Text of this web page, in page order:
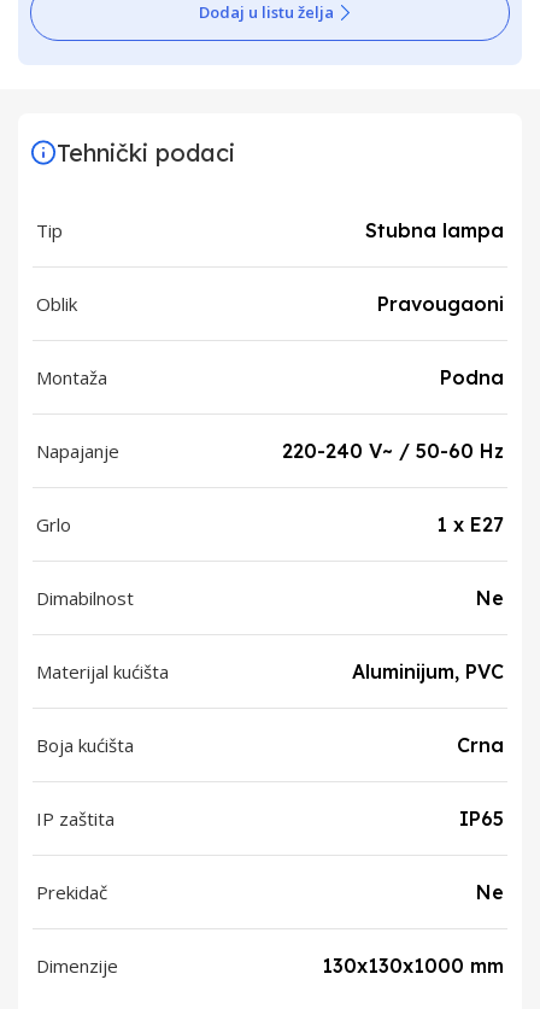
Dodaj u listu želja
Tehnički podaci
Tip Stubna lampa
Oblik Pravougaoni
Montaža Podna
Napajanje 220-240 V~ / 50-60 Hz
Grlo 1 x E27
Dimabilnost Ne
Materijal kućišta Aluminijum, PVC
Boja kućišta Crna
IP zaštita IP65
Prekidač Ne
Dimenzije 130x130x1000 mm